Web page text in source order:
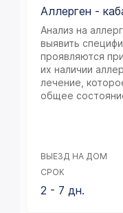
Аллерген -
Анализ на
выявить
проявляются
их наличии
лечение,
общее
ВЫЕЗД НА ДОМ
СРОК
2 - 7 дн.